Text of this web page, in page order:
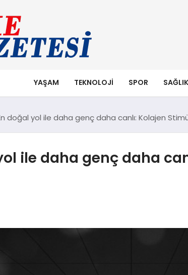
YAŞAM TEKNOLOJI SPOR SAĞLIK
doğal yol ile daha genç daha canlı: Kolajen
ile daha genç daha